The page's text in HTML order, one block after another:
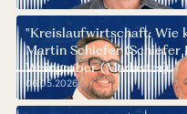
"Kreislaufwirtschaft: Wie
Martin Schiefer (Schiefer
Weingraber (Madaster)
06.05.2026